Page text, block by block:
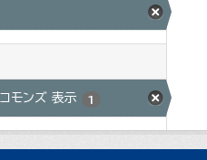
コモンズ 表示 1